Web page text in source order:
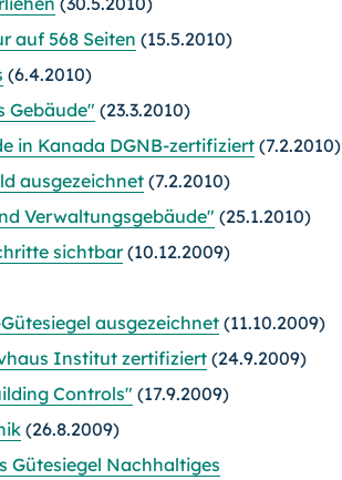
auf 568 Seiten (15.5.2010)
(6.4.2010)
Gebäude" (23.3.2010)
in Kanada DGNB-zertifiziert (7.2.2010)
ausgezeichnet (7.2.2010)
Verwaltungsgebäude" (25.1.2010)
sichtbar(10.12.2009)
ausgezeichnet (11.10.2009)
Institut zertifiziert (24.9.2009)
Controls" (17.9.2009)
(26.8.2009)
Gütesiegel Nachhaltiges